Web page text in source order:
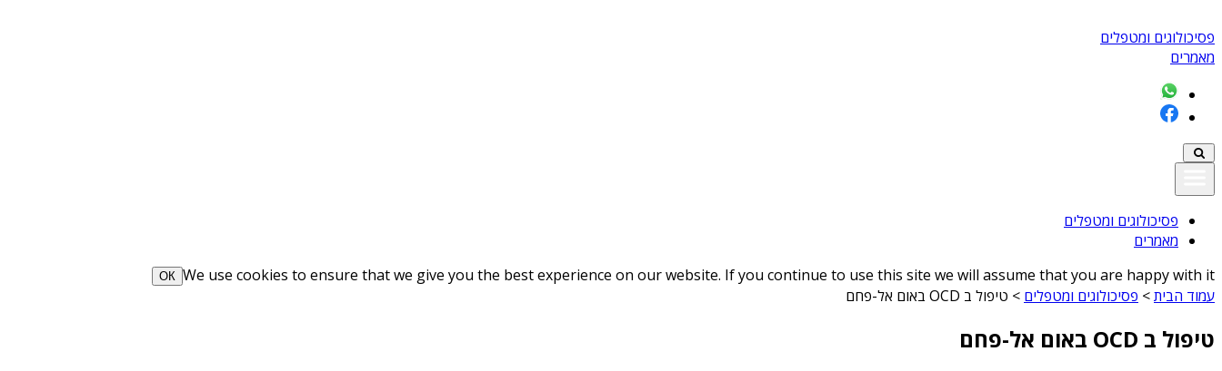
פסיכולוגים ומטפלים
מאמרים
פסיכולוגים ומטפלים
מאמרים
We use cookies to ensure that we give you the best experience on our website. If you continue to use this site we will assume that you are happy with it
ОК
עמוד הבית> פסיכולוגים ומטפלים > טיפול ב OCD באום אל-פחם
טיפול ב OCD באום אל-פחם